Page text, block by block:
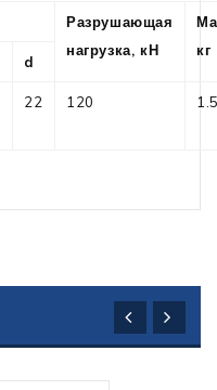
Разрушающая
нагрузка, кН
кг
d
22 120